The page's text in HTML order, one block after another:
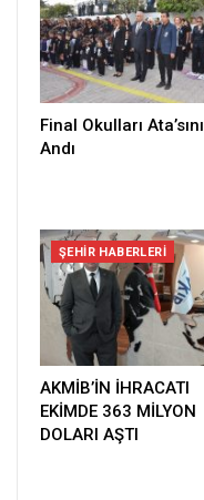
Final Okulları Ata’sını
Andı
ŞEHIR HABERLERI
AKMİB’İN İHRACATI
EKİMDE 363 MİLYON
DOLARI AŞTI